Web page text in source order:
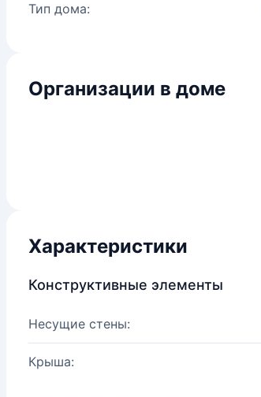
Тип дома:
Организации в доме
Характеристики
Конструктивные элементы
Несущие стены:
Крыша: